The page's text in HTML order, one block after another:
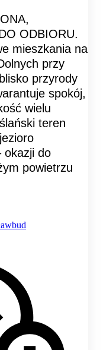
ODBIORU.
mieszkania na
przy
przyrody
spokój,
wielu
teren
okazji do
powietrzu